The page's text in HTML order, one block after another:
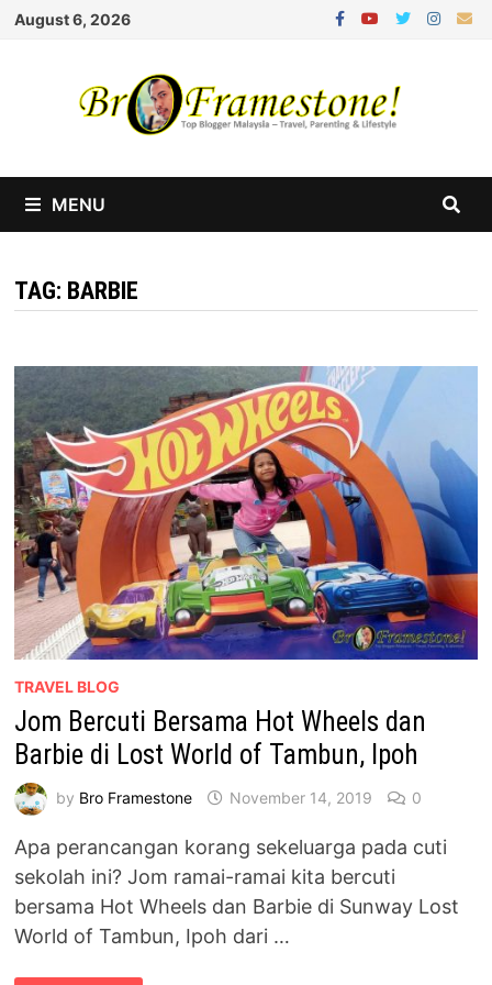
Skip
August 6, 2026
MENU
TAG: BARBIE
TRAVEL BLOG
Jom Bercuti Bersama Hot Wheels dan
Barbie di Lost World of Tambun, Ipoh
by Bro Framestone November 14, 2019 0
Apa perancangan korang sekeluarga pada cuti
sekolah ini? Jom ramai-ramai kita bercuti
bersama Hot Wheels dan Barbie di Sunway Lost
World of Tambun, Ipoh dari …